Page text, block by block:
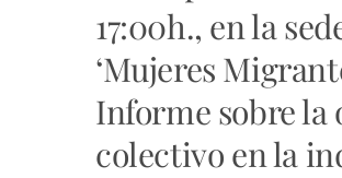
17:00h., en la
‘Mujeres
Informe sobre la
colectivo en la